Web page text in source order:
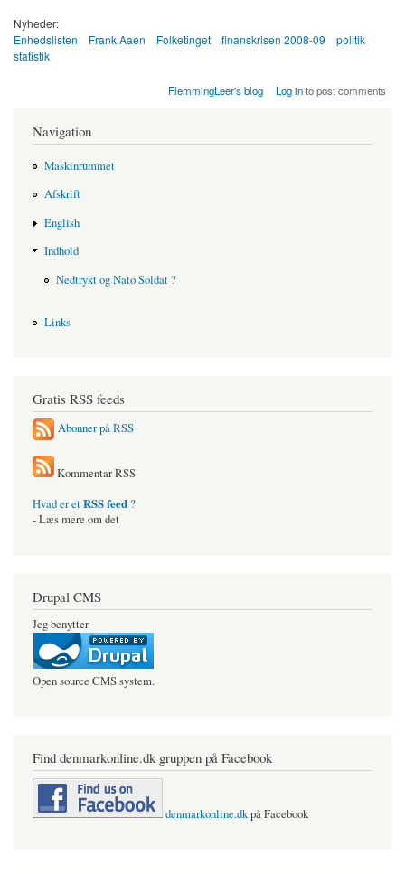
Nyheder:
Enhedslisten
Frank Aaen Folketinget finanskrisen 2008-09
politik
statistik
FlemmingLeer's blog Log into post comments
Navigation
Maskinrummet
Afskrift
English
Indhold
Nedtrykt og Nato Soldat ?
Links
Gratis RSS feeds
Abonner på RSS
Kommentar RSS
Hvad er etRSS feed ?
- Læs mere om det
Drupal CMS
Jeg benytter
Open source CMS system.
Find denmarkonline.dk gruppen på Facebook
denmarkonline.dkpå Facebook